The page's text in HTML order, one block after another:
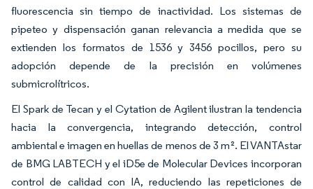
fluorescencia sin tiempo de inactividad. Los sistemas de
pipeteo y dispensación ganan relevancia a medida que se
extienden los formatos de 1536 y 3456 pocillos, pero su
adopción depende de la precisión en volúmenes
submicrolítricos.
El Spark de Tecan y el Cytation de Agilent ilustran la tendencia
hacia la convergencia, integrando detección, control
ambiental e imagen en huellas de menos de 3 m². El VANTAstar
de BMG LABTECH y el iD5e de Molecular Devices incorporan
control de calidad con IA, reduciendo las repeticiones de